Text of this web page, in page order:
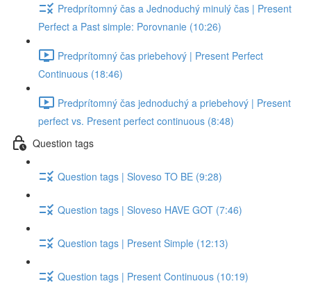
Predprítomný čas a Jednoduchý minulý čas | Present
Perfect a Past simple: Porovnanie (10:26)
Predprítomný čas priebehový | Present Perfect
Continuous (18:46)
Predprítomný čas jednoduchý a priebehový | Present
perfect vs. Present perfect continuous (8:48)
Question tags
Question tags | Sloveso TO BE (9:28)
Question tags | Sloveso HAVE GOT (7:46)
Question tags | Present Simple (12:13)
Question tags | Present Continuous (10:19)